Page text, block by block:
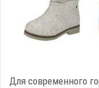
Для современного